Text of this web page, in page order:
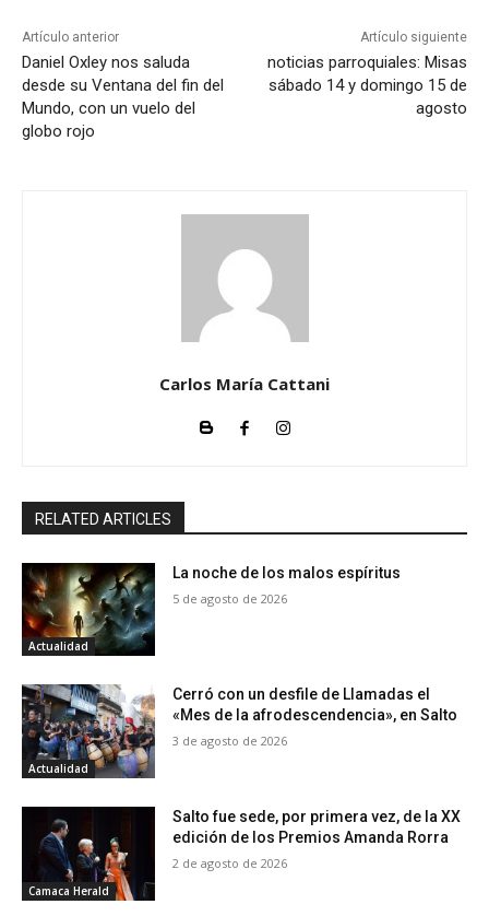
Artículo anterior
Daniel Oxley nos saluda
desde su Ventana del fin del
Mundo, con un vuelo del
globo rojo
Artículo siguiente
noticias parroquiales: Misas
sábado 14 y domingo 15 de
agosto
Carlos María Cattani
RELATED ARTICLES
Actualidad
La noche de los malos espíritus
5 de agosto de 2026
Actualidad
Cerró con un desfile de Llamadas el
«Mes de la afrodescendencia», en Salto
3 de agosto de 2026
Camaca Herald
Salto fue sede, por primera vez, de la XX
edición de los Premios Amanda Rorra
2 de agosto de 2026